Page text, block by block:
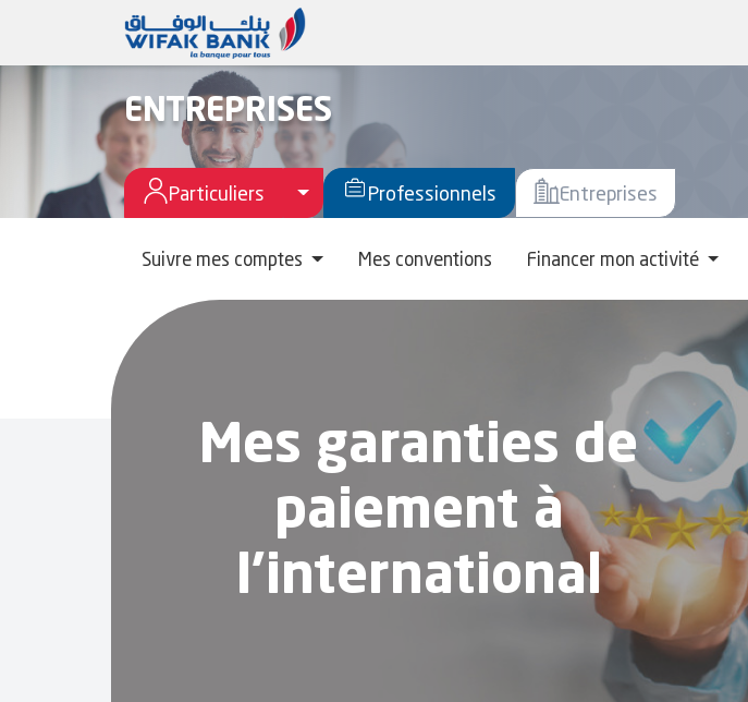
ENTREPRISES
Particuliers Toggle Menu Particuliers
Professionnels Entreprises
Suivre mes comptes Mes conventions Financer mon activité
Mes garanties de
paiement à
l'international